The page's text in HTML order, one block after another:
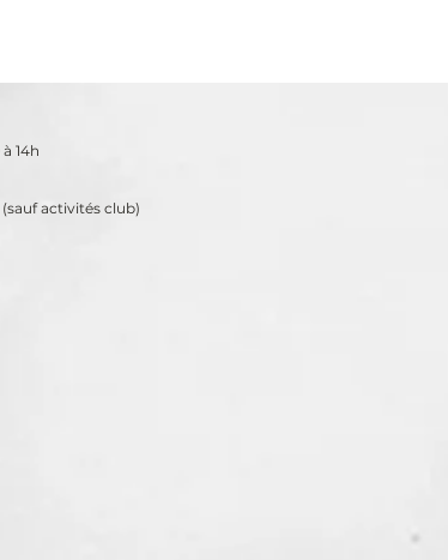
14h
(sauf activités club)